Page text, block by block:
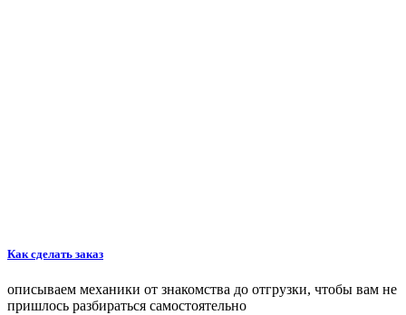
Как сделать заказ
описываем механики от знакомства до отгрузки, чтобы вам не
пришлось разбираться самостоятельно